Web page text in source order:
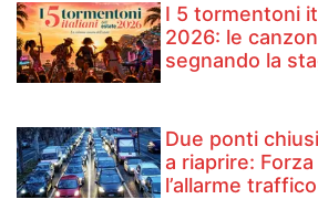
I 5 tormentoni
2026: le
segnando la
Due ponti
a riaprire:
l’allarme